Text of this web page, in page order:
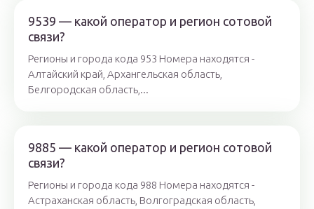
9539 — какой оператор и регион сотовой
связи?
Регионы и города кода 953 Номера находятся -
Алтайский край, Архангельская область,
Белгородская область,...
9885 — какой оператор и регион сотовой
связи?
Регионы и города кода 988 Номера находятся -
Астраханская область, Волгоградская область,